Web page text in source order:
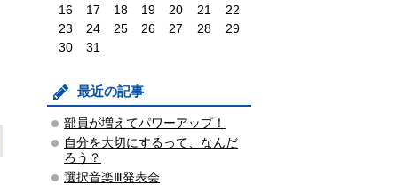
16
17 18 19 20 21
22
23
24 25 26 27 28
29
30
31
最近の記事
部員が増えてパワーアップ！
自分を大切にするって、なんだ
ろう？
選択音楽Ⅲ発表会